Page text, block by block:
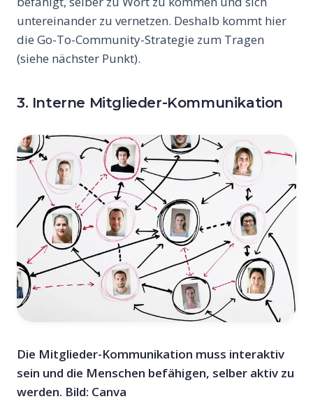
untereinander zu vernetzen. Deshalb kommt hier
die Go-To-Community-Strategie zum Tragen
(siehe nächster Punkt).
3. Interne Mitglieder-Kommunikation
Die Mitglieder-Kommunikation muss interaktiv
sein und die Menschen befähigen, selber aktiv zu
werden. Bild: Canva